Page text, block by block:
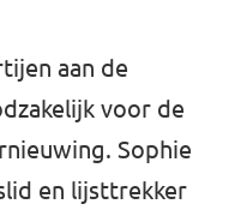
aan de
voor de
Sophie
en lijsttrekker